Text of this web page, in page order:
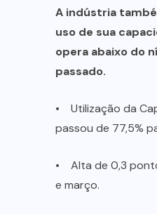
A indústria
uso de sua
opera abaixo do
passado.
• Utilização da
passou de 77,5%
• Alta de 0,3
e março.